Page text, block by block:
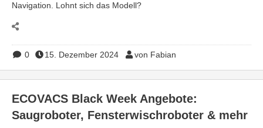
Navigation. Lohnt sich das Modell?
0 15. Dezember 2024 von Fabian
ECOVACS Black Week Angebote:
Saugroboter, Fensterwischroboter & mehr